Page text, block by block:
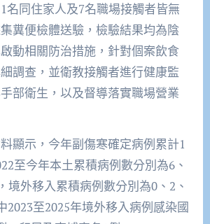
名同住家人及7名職場接觸者皆無
糞便檢體送驗，檢驗結果均為陰
動相關防治措施，針對個案飲食
調查，並衛教接觸者進行健康監
部衛生，以及督導落實職場營業
顯示，今年副傷寒確定病例累計1
至今年本土累積病例數分別為6、
境外移入累積病例數分別為0、2、
2023至2025年境外移入病例感染國